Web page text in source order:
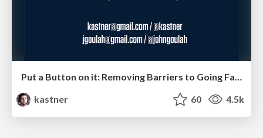
Put a Button on it: Removing Barriers to Going Fast.
kastner
60 4.5k